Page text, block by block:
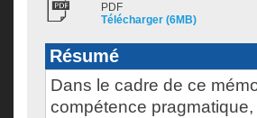
PDF
Télécharger (6MB)
Résumé
Dans le cadre de ce
compétence